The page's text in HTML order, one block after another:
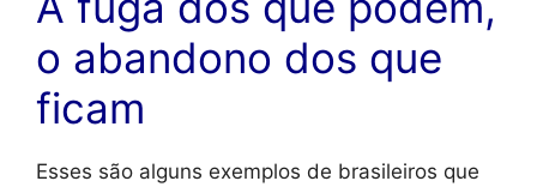
o abandono dos que
ficam
Esses são alguns exemplos de brasileiros que